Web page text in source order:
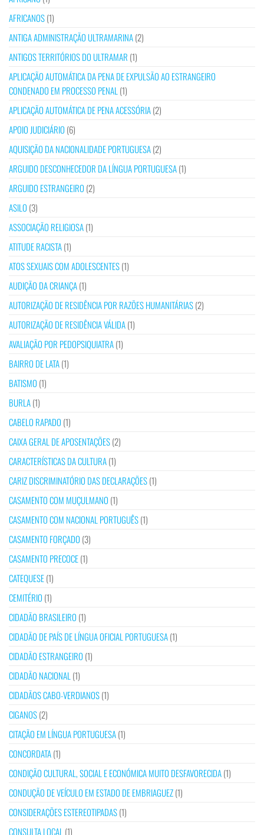
AFRICANOS(1)
ANTIGA ADMINISTRAÇÃO ULTRAMARINA(2)
ANTIGOS TERRITÓRIOS DO ULTRAMAR (1)
APLICAÇÃO AUTOMÁTICA DA PENA DE EXPULSÃO AO ESTRANGEIRO
CONDENADO EM PROCESSO PENAL (1)
APLICAÇÃO AUTOMÁTICA DE PENA ACESSÓRIA(2)
APOIO JUDICIÁRIO (6)
AQUISIÇÃO DA NACIONALIDADE PORTUGUESA(2)
ARGUIDO DESCONHECEDOR DA LÍNGUA PORTUGUESA(1)
ARGUIDO ESTRANGEIRO (2)
ASILO (3)
ASSOCIAÇÃO RELIGIOSA(1)
ATITUDE RACISTA(1)
ATOS SEXUAIS COM ADOLESCENTES(1)
AUDIÇÃO DA CRIANÇA(1)
AUTORIZAÇÃO DE RESIDÊNCIA POR RAZÕES HUMANITÁRIAS(2)
AUTORIZAÇÃO DE RESIDÊNCIA VÁLIDA(1)
AVALIAÇÃO POR PEDOPSIQUIATRA(1)
BAIRRO DE LATA(1)
BATISMO (1)
BURLA(1)
CABELO RAPADO (1)
CAIXA GERAL DE APOSENTAÇÕES(2)
CARACTERÍSTICAS DA CULTURA(1)
CARIZ DISCRIMINATÓRIO DAS DECLARAÇÕES(1)
CASAMENTO COM MUÇULMANO (1)
CASAMENTO COM NACIONAL PORTUGUÊS(1)
CASAMENTO FORÇADO (3)
CASAMENTO PRECOCE(1)
CATEQUESE(1)
CEMITÉRIO (1)
CIDADÃO BRASILEIRO (1)
CIDADÃO DE PAÍS DE LÍNGUA OFICIAL PORTUGUESA(1)
CIDADÃO ESTRANGEIRO (1)
CIDADÃO NACIONAL (1)
CIDADÃOS CABO-VERDIANOS(1)
CIGANOS(2)
CITAÇÃO EM LÍNGUA PORTUGUESA(1)
CONCORDATA(1)
CONDIÇÃO CULTURAL, SOCIAL E ECONÓMICA MUITO DESFAVORECIDA(1)
CONDUÇÃO DE VEÍCULO EM ESTADO DE EMBRIAGUEZ(1)
CONSIDERAÇÕES ESTEREOTIPADAS(1)
CONSULTA LOCAL (1)